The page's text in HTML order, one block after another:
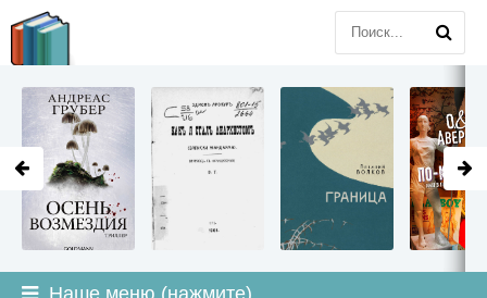
Наше меню (нажмите)
LITMIR.ORG